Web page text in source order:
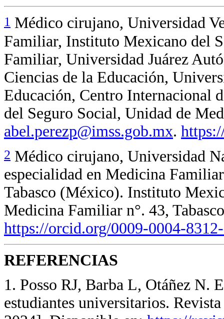
1 Médico cirujano, Universidad
Familiar, Instituto Mexicano del
Familiar, Universidad Juárez
Ciencias de la Educación,
Educación, Centro Internacional
del Seguro Social, Unidad de
abel.perezp@imss.gob.mx.
2 Médico cirujano, Universidad
especialidad en Medicina
Tabasco (México). Instituto
Medicina Familiar n°. 43,
https://orcid.org/0009-0004-
REFERENCIAS
1. Posso RJ, Barba L, Otáñez N.
estudiantes universitarios.